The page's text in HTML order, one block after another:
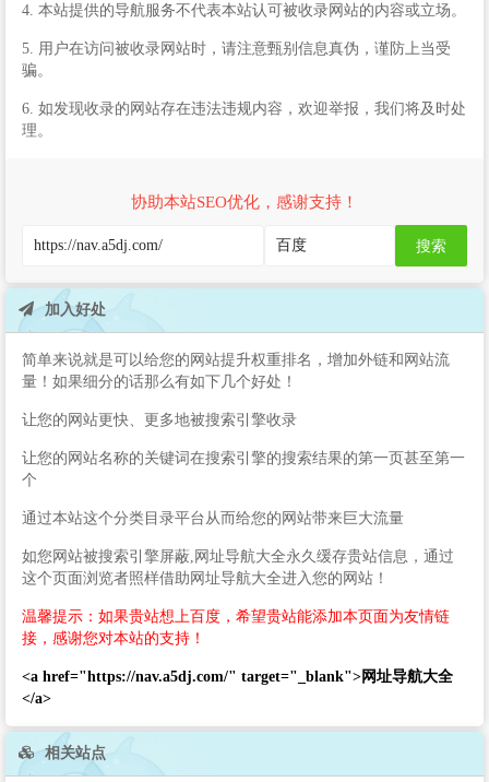
4. 本站提供的导航服务不代表本站认可被收录网站的内容或立场。
5. 用户在访问被收录网站时，请注意甄别信息真伪，谨防上当受
骗。
6. 如发现收录的网站存在违法违规内容，欢迎举报，我们将及时处
理。
协助本站SEO优化，感谢支持！
搜索
加入好处
简单来说就是可以给您的网站提升权重排名，增加外链和网站流
量！如果细分的话那么有如下几个好处！
让您的网站更快、更多地被搜索引擎收录
让您的网站名称的关键词在搜索引擎的搜索结果的第一页甚至第一
个
通过本站这个分类目录平台从而给您的网站带来巨大流量
如您网站被搜索引擎屏蔽,网址导航大全永久缓存贵站信息，通过
这个页面浏览者照样借助网址导航大全进入您的网站！
温馨提示：如果贵站想上百度，希望贵站能添加本页面为友情链
接，感谢您对本站的支持！
<a href="https://nav.a5dj.com/" target="_blank">网址导航大全
</a>
相关站点